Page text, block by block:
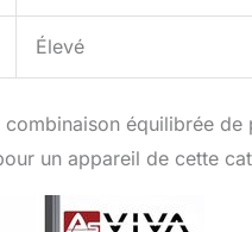
Élevé
équilibrée
un appareil de cette